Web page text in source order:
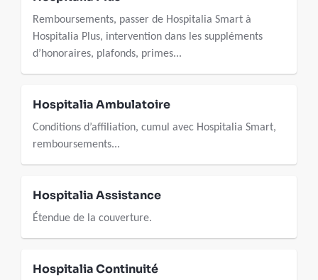
Remboursements, passer de Hospitalia Smart à
Hospitalia Plus, intervention dans les suppléments
d’honoraires, plafonds, primes...
Hospitalia Ambulatoire
Conditions d’affiliation, cumul avec Hospitalia Smart,
remboursements...
Hospitalia Assistance
Étendue de la couverture.
Hospitalia Continuité